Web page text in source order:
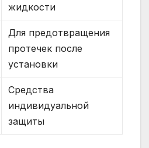
жидкости
Для предотвращения
протечек после
установки
Средства
индивидуальной
защиты